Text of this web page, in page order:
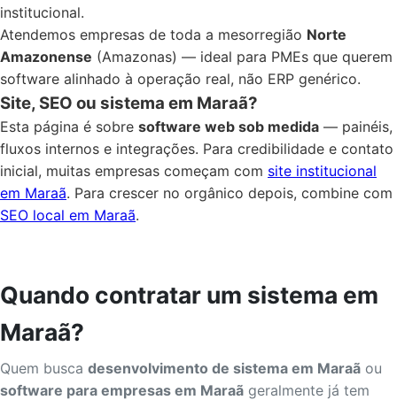
institucional.
Atendemos empresas de toda a mesorregião Norte
Amazonense (Amazonas) — ideal para PMEs que querem
software alinhado à operação real, não ERP genérico.
Site, SEO ou sistema em Maraã?
Esta página é sobre software web sob medida — painéis,
fluxos internos e integrações. Para credibilidade e contato
inicial, muitas empresas começam com site institucional
em Maraã. Para crescer no orgânico depois, combine com
SEO local em Maraã.
Quando contratar um sistema em
Maraã?
Quem busca desenvolvimento de sistema em Maraã ou
software para empresas em Maraã geralmente já tem